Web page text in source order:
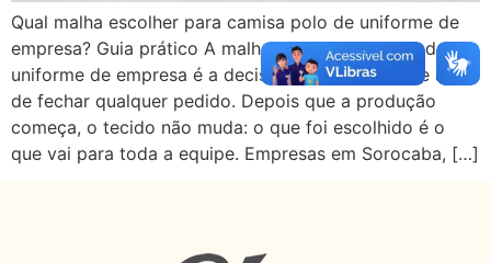
Qual malha escolher para camisa polo de uniforme de
empresa? Guia prático A malha para camisa polo de
uniforme de empresa é a decisão mais importante antes
de fechar qualquer pedido. Depois que a produção
começa, o tecido não muda: o que foi escolhido é o
que vai para toda a equipe. Empresas em Sorocaba, […]